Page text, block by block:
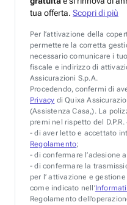
tua offerta. Scopri di più
Per l’attivazione della
permettere la corretta
necessario comunicare i
fiscale e indirizzo di
Assicurazioni S.p.A.
Procedendo, confermi di
Privacy di Quixa
(Assistenza Casa,). La
premi nel rispetto del
- di aver letto e accettato
Regolamento;
- di confermare l’adesione
- di confermare la
per l’ attivazione e
come indicato nell’
Regolamento